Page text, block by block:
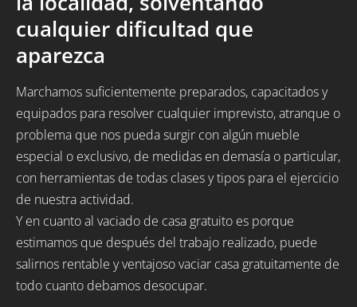
cualquier dificultad que
aparezca
Marchamos suficientemente preparados, capacitados y
equipados para resolver cualquier imprevisto, atranque o
problema que nos pueda surgir con algún mueble
especial o exclusivo, de medidas en demasía o particular,
con herramientas de todas clases y tipos para el ejercicio
de nuestra actividad.
Y en cuanto al vaciado de casa gratuito es porque
estimamos que después del trabajo realizado, puede
salirnos rentable y ventajoso vaciar casa gratuitamente de
todo cuanto debamos desocupar.